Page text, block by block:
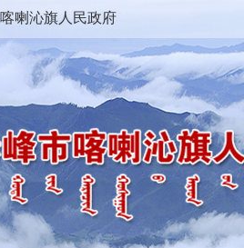
喀喇沁旗人民政府